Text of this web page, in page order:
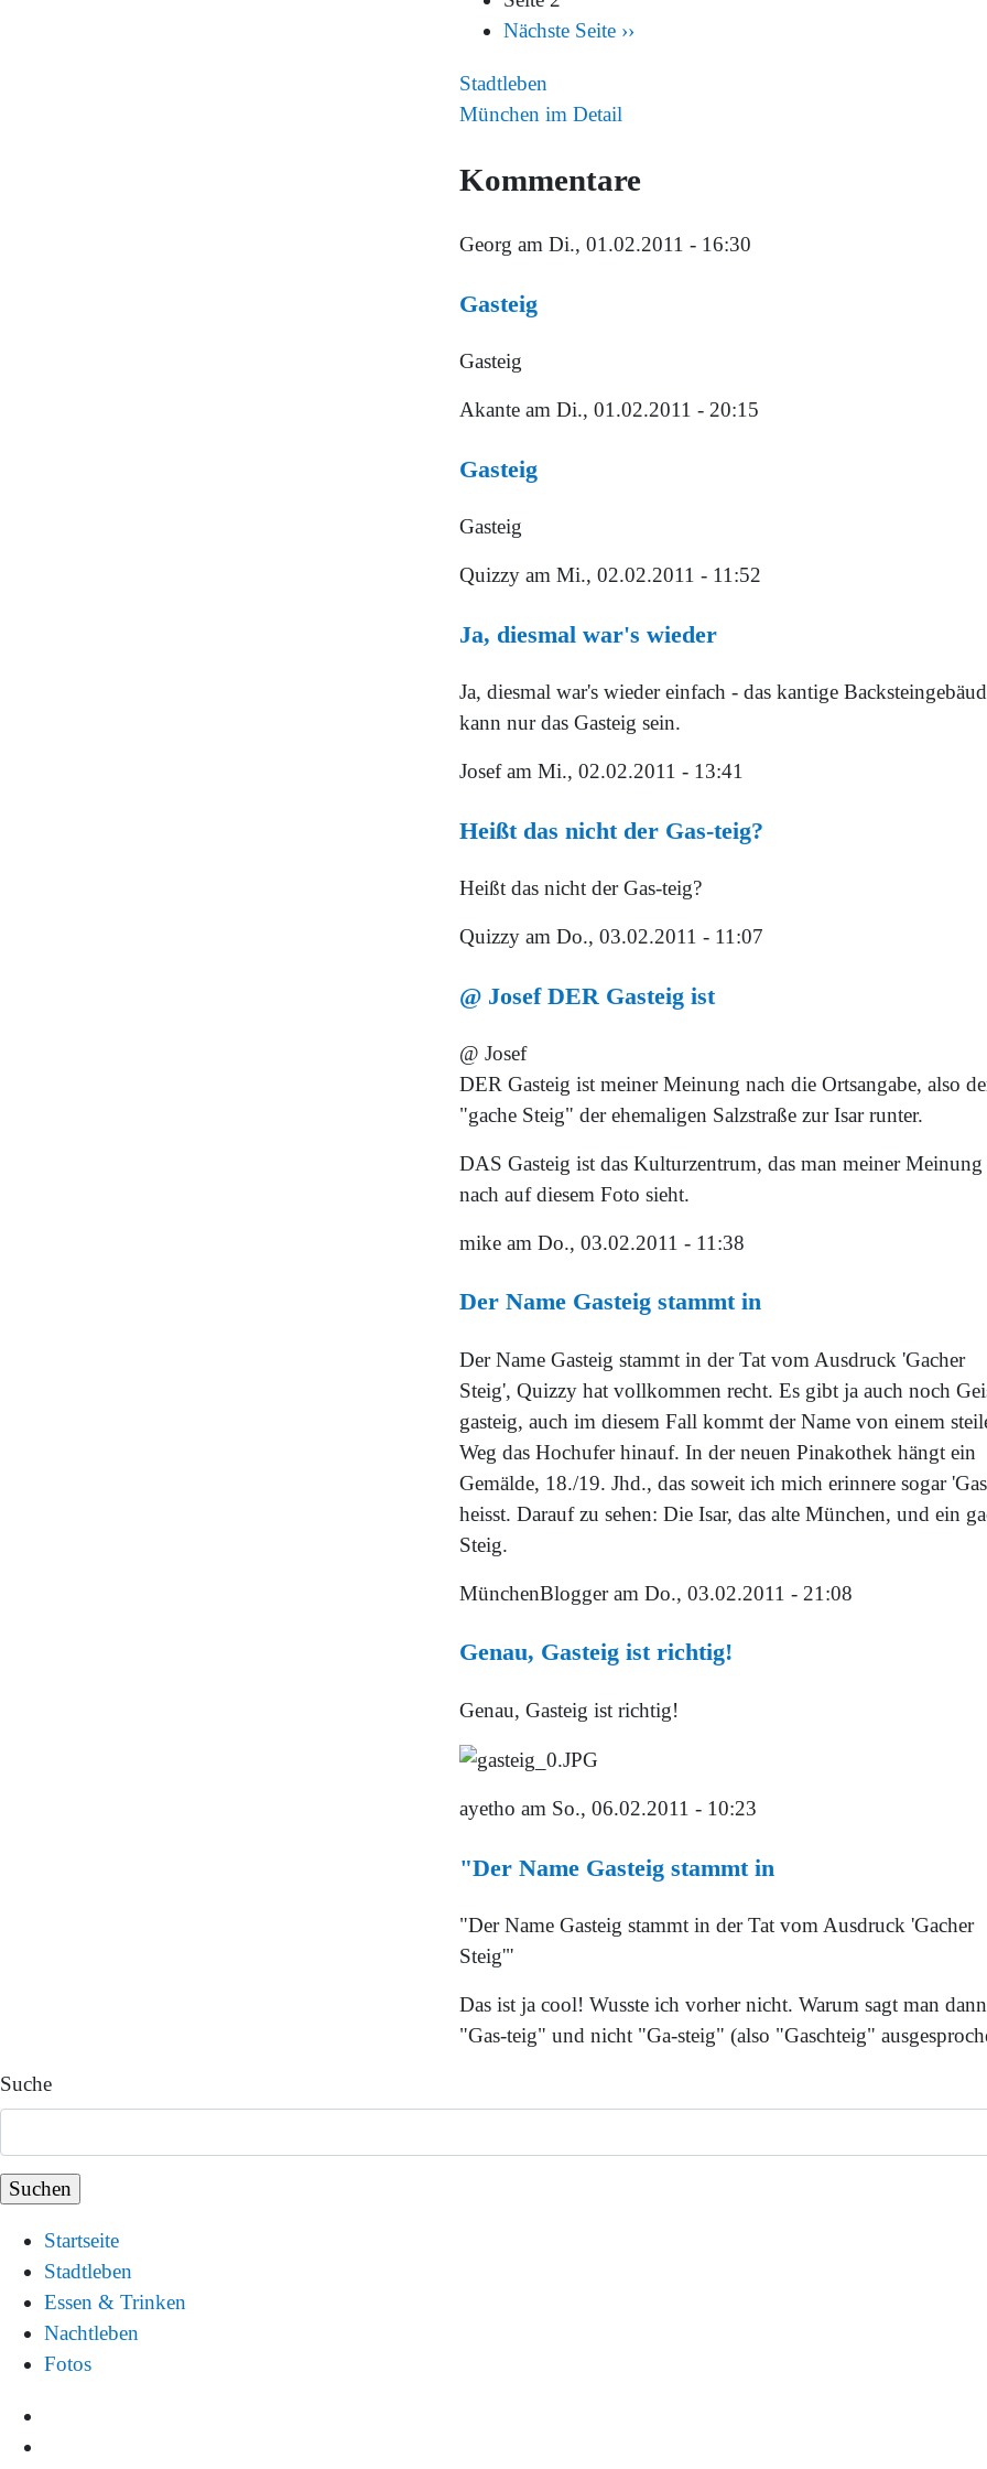
Nächste Seite ››
Stadtleben
München im Detail
Kommentare
Georg am Di., 01.02.2011 - 16:30
Gasteig
Gasteig
Akante am Di., 01.02.2011 - 20:15
Gasteig
Gasteig
Quizzy am Mi., 02.02.2011 - 11:52
Ja, diesmal war's wieder
Ja, diesmal war's wieder einfach - das kantige
kann nur das Gasteig sein.
Josefam Mi., 02.02.2011 - 13:41
Heißt das nicht der Gas-teig?
Heißt das nicht der Gas-teig?
Quizzy am Do., 03.02.2011 - 11:07
@ Josef DER Gasteig ist
@ Josef
DER Gasteig ist meiner Meinung nach die Ortsangabe, also
"gache Steig" der ehemaligen Salzstraße zur Isar runter.
DAS Gasteig ist das Kulturzentrum, das man meiner Meinung
nach auf diesem Foto sieht.
mike am Do., 03.02.2011 - 11:38
Der Name Gasteig stammt in
Der Name Gasteig stammt in der Tat vom Ausdruck 'Gacher
Steig', Quizzy hat vollkommen recht. Es gibt ja auch noch
gasteig, auch im diesem Fall kommt der Name von einem
Weg das Hochufer hinauf. In der neuen Pinakothek hängt ein
Gemälde, 18./19. Jhd., das soweit ich mich erinnere sogar
heisst. Darauf zu sehen: Die Isar, das alte München, und ein
Steig.
MünchenBloggeram Do., 03.02.2011 - 21:08
Genau, Gasteig ist richtig!
Genau, Gasteig ist richtig!
ayetho am So., 06.02.2011 - 10:23
"Der Name Gasteig stammt in
"Der Name Gasteig stammt in der Tat vom Ausdruck 'Gacher
Steig'"
Das ist ja cool! Wusste ich vorher nicht. Warum sagt man dann
"Gas-teig" und nicht "Ga-steig" (also "Gaschteig"
Suche
Startseite
Stadtleben
Essen & Trinken
Nachtleben
Fotos